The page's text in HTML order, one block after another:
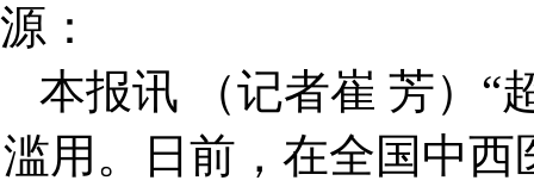
源：
本报讯 （记者崔 芳）“
滥用。日前，在全国中